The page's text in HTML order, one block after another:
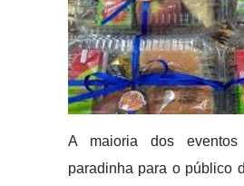
A maioria dos eventos
paradinha para o público